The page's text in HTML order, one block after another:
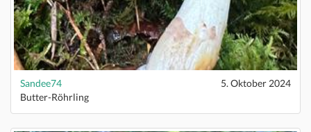
Sandee74
5. Oktober 2024
Butter-Röhrling